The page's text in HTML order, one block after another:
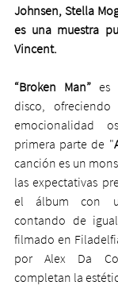
Johnsen, Stella
es una muestra
Vincent.
“Broken Man” es
disco,
emocionalidad
primera parte de "
canción es un
las expectativas
el álbum con
contando de
filmado en
por Alex Da
completan la